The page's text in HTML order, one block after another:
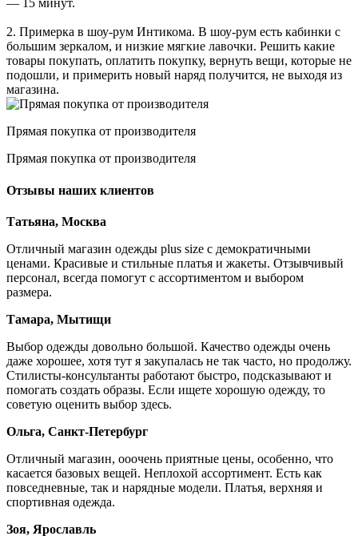
— 15 минут.
2. Примерка в шоу-рум Интикома. В шоу-рум есть кабинки с
большим зеркалом, и низкие мягкие лавочки. Решить какие
товары покупать, оплатить покупку, вернуть вещи, которые не
подошли, и примерить новый наряд получится, не выходя из
магазина.
Прямая покупка от производителя
Прямая покупка от производителя
Отзывы наших клиентов
Татьяна, Москва
Отличный магазин одежды plus size с демократичными
ценами. Красивые и стильные платья и жакеты. Отзывчивый
персонал, всегда помогут с ассортиментом и выбором
размера.
Тамара, Мытищи
Выбор одежды довольно большой. Качество одежды очень
даже хорошее, хотя тут я закупалась не так часто, но продолжу.
Стилисты-консультанты работают быстро, подсказывают и
помогать создать образы. Если ищете хорошую одежду, то
советую оценить выбор здесь.
Ольга, Санкт-Петербург
Отличный магазин, ооочень приятные цены, особенно, что
касается базовых вещей. Неплохой ассортимент. Есть как
повседневные, так и нарядные модели. Платья, верхняя и
спортивная одежда.
Зоя, Ярославль